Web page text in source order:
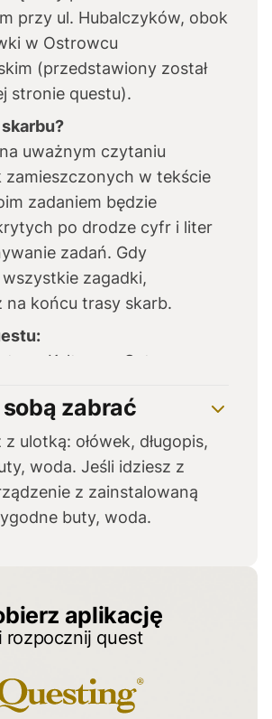
przy ul. Hubalczyków, obok
w Ostrowcu
(przedstawiony został
stronie questu).
uważnym czytaniu
zamieszczonych w tekście
zadaniem będzie
po drodze cyfr i liter
zadań. Gdy
zagadki,
na końcu trasy skarb.
Kultury w Ostrowcu
sobą zabrać
ulotką: ołówek, długopis,
woda. Jeśli idziesz z
z zainstalowaną
buty, woda.
aplikację
i rozpocznij quest